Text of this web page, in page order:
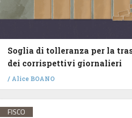
Soglia di tolleranza per la
dei corrispettivi giornalieri
/ Alice BOANO
FISCO